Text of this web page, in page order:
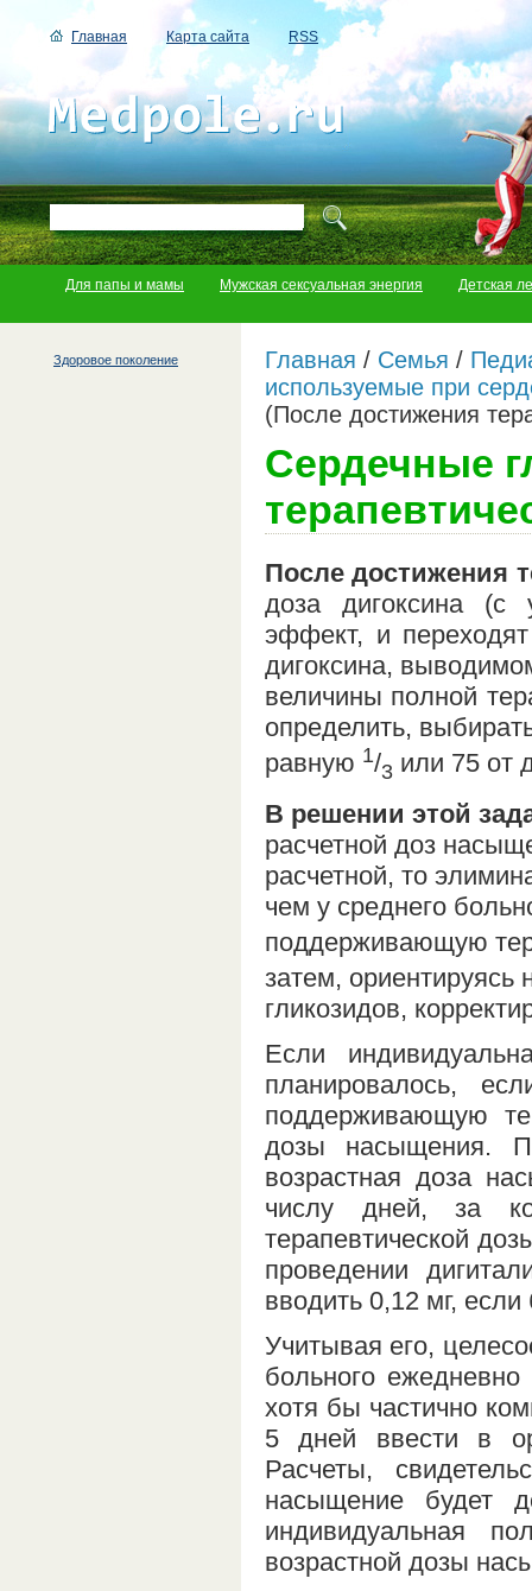
Главная Карта сайта RSS
Для папы и мамы Мужская сексуальная энергия Детская
Здоровое поколение Главная / Семья /
используемые при
(После достижения
Сердечные
После достижения
доза дигоксина (с
эффект, и
дигоксина,
величины полной
определить,
равную 1/3 или 75 от
В решении этой
расчетной доз
расчетной, то
чем у среднего
поддерживающую
затем, ориентируясь
гликозидов,
Если
планировалось,
поддерживающую
дозы насыщения.
возрастная доза
числу дней, за
терапевтической
проведении
вводить 0,12 мг,
Учитывая его,
больного
хотя бы частично
5 дней ввести в
Расчеты,
насыщение будет
индивидуальная
возрастной дозы